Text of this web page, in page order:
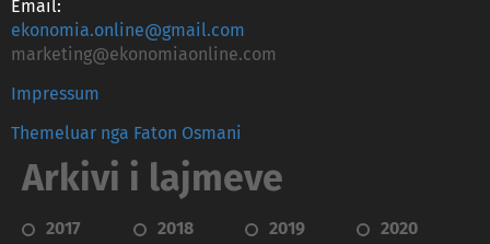
Email:
ekonomia.online@gmail.com
marketing@ekonomiaonline.com
Impressum
Themeluar nga Faton Osmani
Arkivi i lajmeve
2017 2018 2019
2020